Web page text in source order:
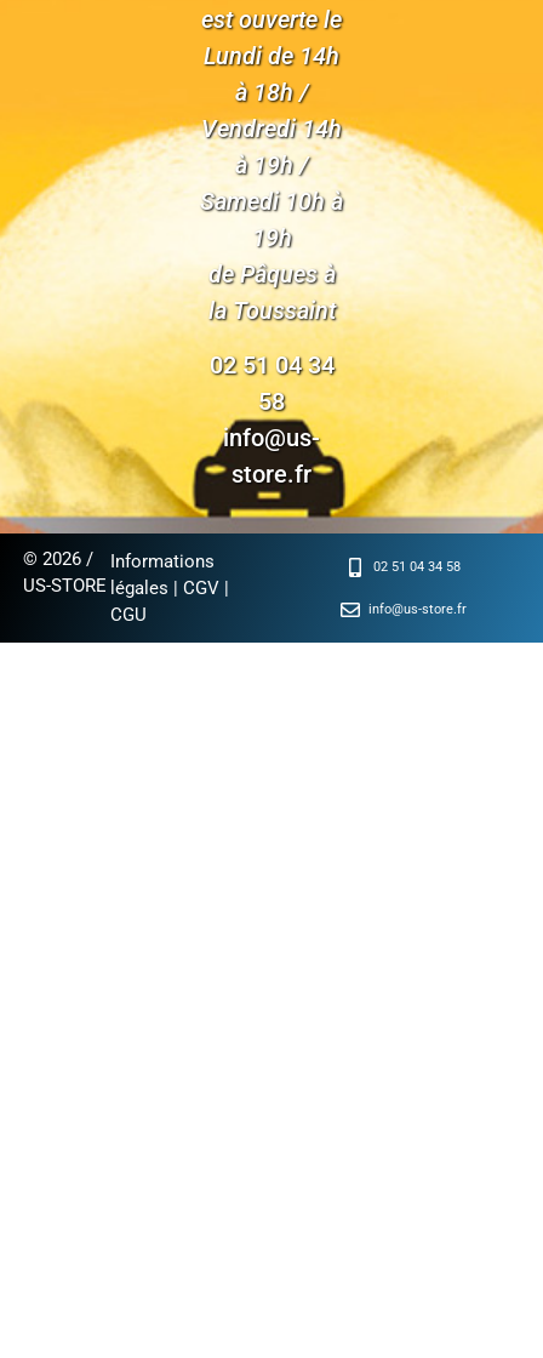
est ouverte le
Lundi de 14h
à 18h /
Vendredi 14h
à 19h /
Samedi 10h à
19h
de Pâques à
la Toussaint
02 51 04 34
58
info@us-
store.fr
© 2026 /
US-STORE
Informations
légales |CGV |
CGU
02 51 04 34 58
info@us-store.fr